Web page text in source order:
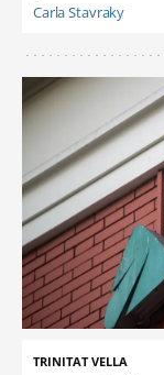
Carla Stavraky
TRINITAT VELLA